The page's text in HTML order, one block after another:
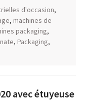
d'occasion,
, machines de
packaging,
, Packaging,
avec étuyeuse